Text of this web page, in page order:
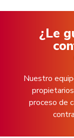
¿Le
Nuestro
proceso de